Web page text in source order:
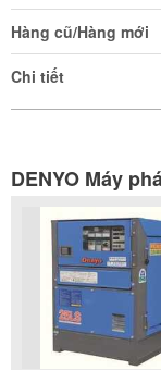
Hàng cũ/Hàng mới
Chi tiết
DENYO Máy